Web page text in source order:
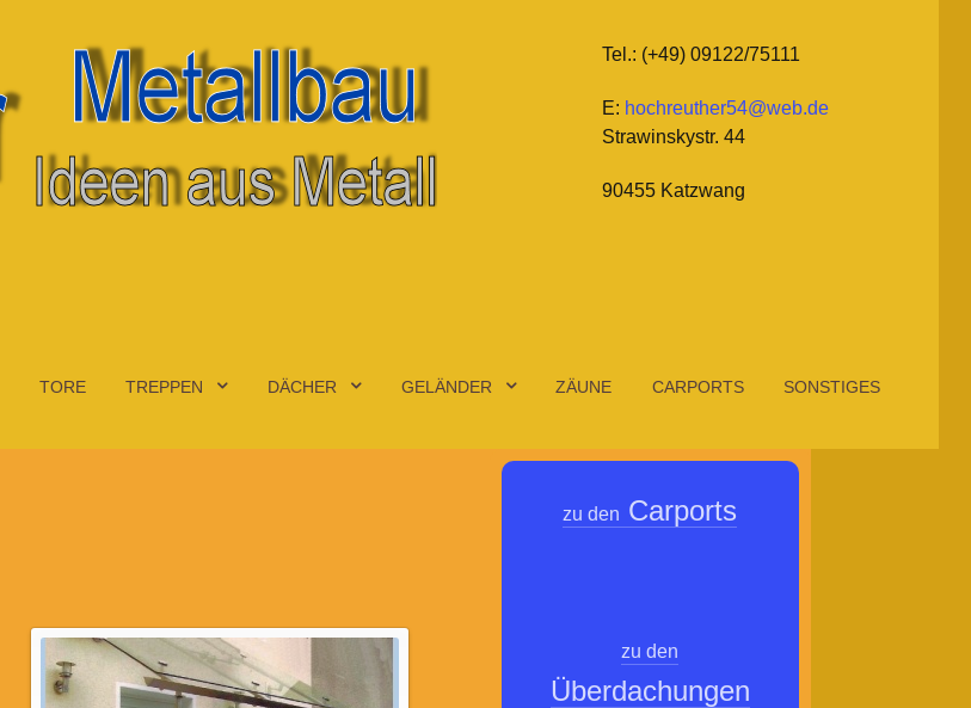
Tel.: (+49) 09122/75111
E: hochreuther54@web.de
Strawinskystr. 44
90455 Katzwang
TORE TREPPEN DÄCHER GELÄNDER ZÄUNE CARPORTS SONSTIGES
zu den Carports
zu den
Überdachungen